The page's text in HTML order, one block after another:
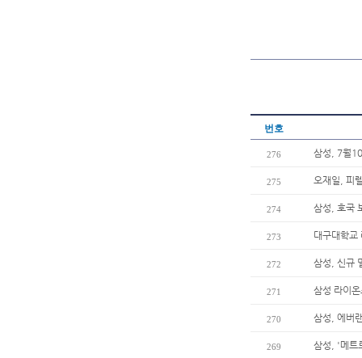
번호
276 삼성, 7월10
275 오재일, 피
274 삼성, 호국
273 대구대학교
272 삼성, 신규
271 삼성 라이
270 삼성, 에버
269 삼성, '메트